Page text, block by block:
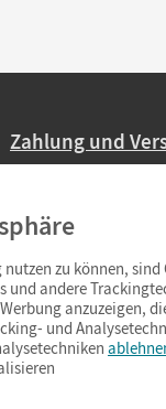
Zahlung und
Ab 59,– EUR
(Lieferung in 3–6
zu können,
andere
anzuzeigen,
und